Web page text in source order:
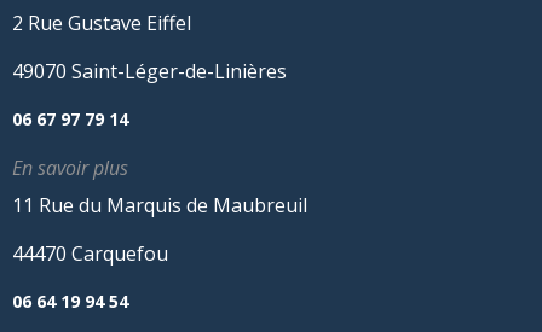
2 Rue Gustave Eiffel
49070 Saint-Léger-de-Linières
06 67 97 79 14
En savoir plus
11 Rue du Marquis de Maubreuil
44470 Carquefou
06 64 19 94 54